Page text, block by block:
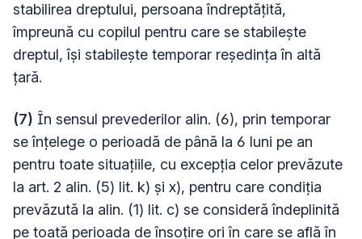
stabilirea dreptului, persoana îndreptăţită,
împreună cu copilul pentru care se stabileşte
dreptul, îşi stabileşte temporar reşedinţa în altă
ţară.
(7) În sensul prevederilor alin. (6), prin temporar
se înţelege o perioadă de până la 6 luni pe an
pentru toate situaţiile, cu excepţia celor prevăzute
la art. 2 alin. (5) lit. k) şi x), pentru care condiţia
prevăzută la alin. (1) lit. c) se consideră îndeplinită
pe toată perioada de însoţire ori în care se află în